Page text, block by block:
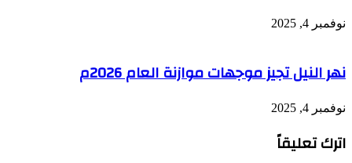
نوفمبر 4, 2025
نهر النيل تجيز موجهات موازنة العام 2026م
نوفمبر 4, 2025
اترك تعليقاً